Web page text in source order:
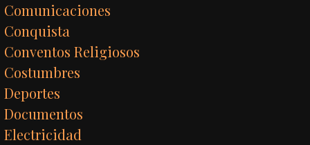
Comunicaciones
Conquista
Conventos Religiosos
Costumbres
Deportes
Documentos
Electricidad